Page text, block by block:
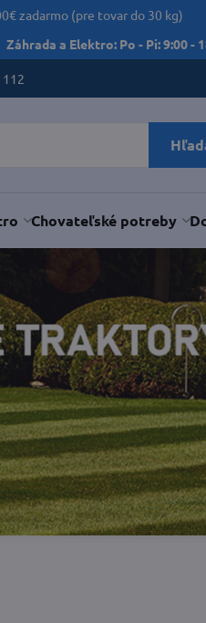
zadarmo (pre tovar do 30 kg)
a Elektro: Po - Pi: 9:00 -
Chovateľské potreby